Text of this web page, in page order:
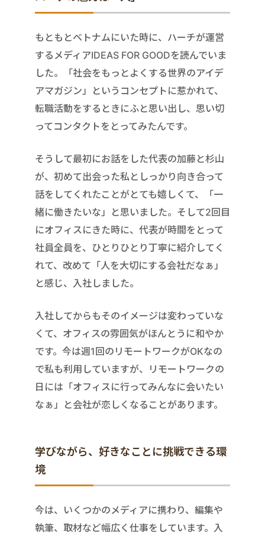
もともとベトナムにいた時に、ハーチが運営
するメディアIDEAS FOR GOODを読んでいま
した。「社会をもっとよくする世界のアイデ
アマガジン」というコンセプトに惹かれて、
転職活動をするときにふと思い出し、思い切
ってコンタクトをとってみたんです。
そうして最初にお話をした代表の加藤と杉山
が、初めて出会った私としっかり向き合って
話をしてくれたことがとても嬉しくて、「一
緒に働きたいな」と思いました。そして2回目
にオフィスにきた時に、代表が時間をとって
社員全員を、ひとりひとり丁寧に紹介してく
れて、改めて「人を大切にする会社だなぁ」
と感じ、入社しました。
入社してからもそのイメージは変わっていな
くて、オフィスの雰囲気がほんとうに和やか
です。今は週1回のリモートワークがOKなの
で私も利用していますが、リモートワークの
日には「オフィスに行ってみんなに会いたい
なぁ」と会社が恋しくなることがあります。
学びながら、好きなことに挑戦できる環
境
今は、いくつかのメディアに携わり、編集や
執筆、取材など幅広く仕事をしています。入